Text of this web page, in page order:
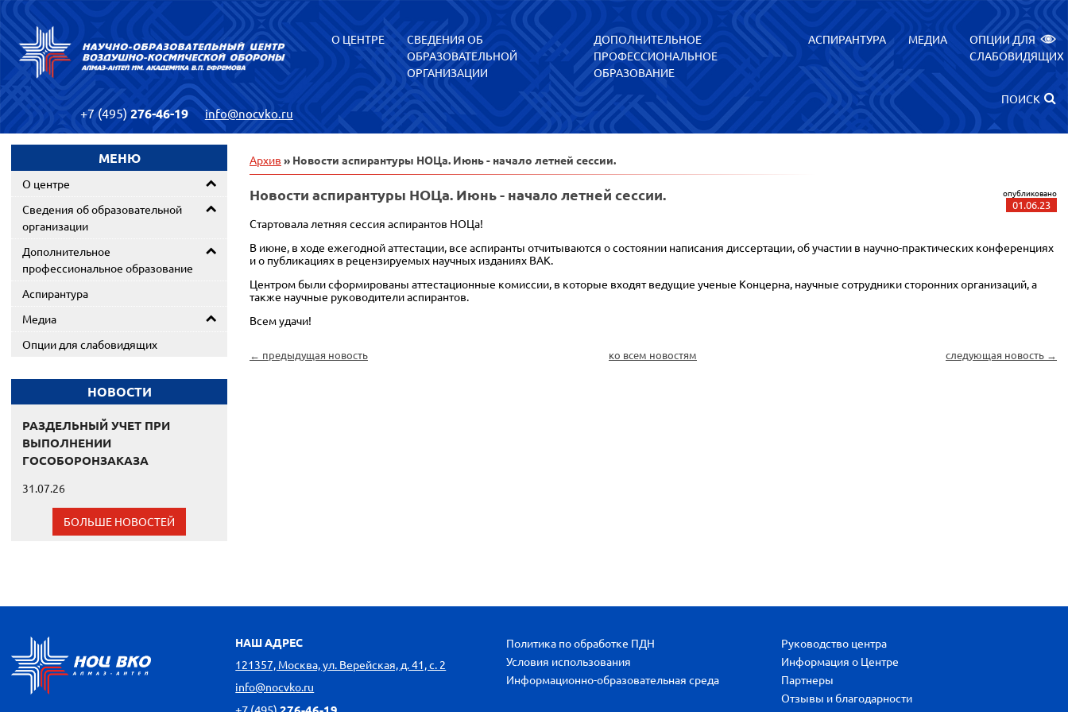
О ЦЕНТРЕ
СВЕДЕНИЯ ОБ
ОБРАЗОВАТЕЛЬНОЙ
ОРГАНИЗАЦИИ
ДОПОЛНИТЕЛЬНОЕ
ПРОФЕССИОНАЛЬНОЕ
ОБРАЗОВАНИЕ
АСПИРАНТУРА МЕДИА
ОПЦИИ ДЛЯ
СЛАБОВИДЯЩИХ
ПОИСК
+7 (495) 276-46-19 info@nocvko.ru
МЕНЮ
О центре
Сведения об образовательной
организации
Дополнительное
профессиональное образование
Аспирантура
Медиа
Опции для слабовидящих
НОВОСТИ
РАЗДЕЛЬНЫЙ УЧЕТ ПРИ
ВЫПОЛНЕНИИ
ГОСОБОРОНЗАКАЗА
31.07.26
БОЛЬШЕ НОВОСТЕЙ
Архив » Новости аспирантуры НОЦа. Июнь - начало летней сессии.
Новости аспирантуры НОЦа. Июнь - начало летней сессии. опубликовано
01.06.23
Стартовала летняя сессия аспирантов НОЦа!
В июне, в ходе ежегодной аттестации, все аспиранты отчитываются о состоянии написания диссертации, об участии в научно-практических конференциях
и о публикациях в рецензируемых научных изданиях ВАК.
Центром были сформированы аттестационные комиссии, в которые входят ведущие ученые Концерна, научные сотрудники сторонних организаций, а
также научные руководители аспирантов.
Всем удачи!
← предыдущая новость ко всем новостям следующая новость →
Политика по обработке ПДН
Условия использования
Информационно-образовательная среда
Руководство центра
Информация о Центре
Партнеры
Отзывы и благодарности
НАШ АДРЕС
121357, Москва, ул. Верейская, д. 41, с. 2
info@nocvko.ru